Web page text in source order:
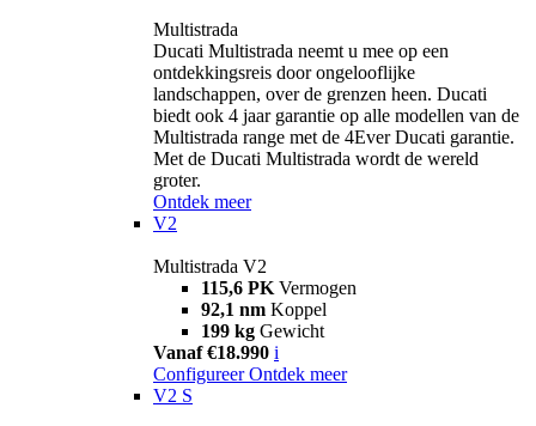
Multistrada
Ducati Multistrada neemt u mee op een
ontdekkingsreis door ongelooflijke
landschappen, over de grenzen heen. Ducati
biedt ook 4 jaar garantie op alle modellen van de
Multistrada range met de 4Ever Ducati garantie.
Met de Ducati Multistrada wordt de wereld
groter.
Ontdek meer
V2
Multistrada V2
115,6 PK Vermogen
92,1 nm Koppel
199 kg Gewicht
Vanaf €18.990 i
Configureer Ontdek meer
V2 S